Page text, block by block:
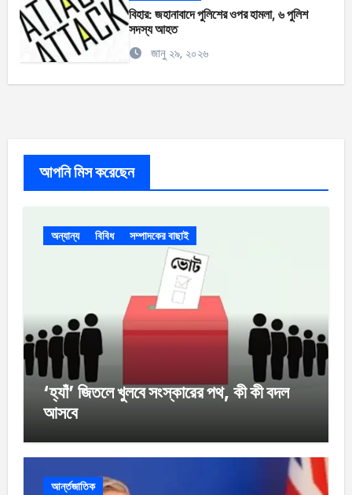
বিহার: জহানাবাদে পুলিশের ওপর হামলা, ৬ পুলিশ
সদস্য আহত
জানু ২৯, ২০২৬
আপনি মিস করেছেন
অন্যান্য বিবিধ সম্পাদকের বাছাই
‘হ্যাঁ’ জিতলে খুলবে সংস্কারের পথ, কী কী বদল
আসবে
আর্ন্তজাতিক